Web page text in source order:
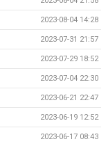
2023-08-04 14:28
2023-07-31 21:57
2023-07-29 18:52
2023-07-04 22:30
2023-06-21 22:47
2023-06-19 12:52
2023-06-17 08:43